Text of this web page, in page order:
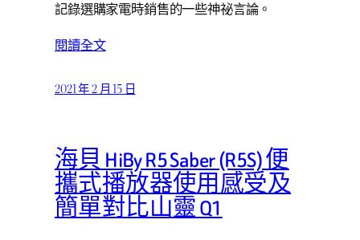
記錄選購家電時銷售的一些神祕言論。
閱讀全文
2021 年 2 月 15 日
海貝 HiBy R5 Saber (R5S) 便
攜式播放器使用感受及
簡單對比山靈 Q1